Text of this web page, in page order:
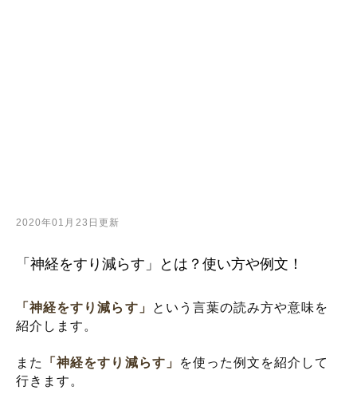
2020年01月23日更新
「神経をすり減らす」とは？使い方や例文！
「神経をすり減らす」
という言葉の読み方や意味を
紹介します。
また 「神経をすり減らす」
を使った例文を紹介して
行きます。